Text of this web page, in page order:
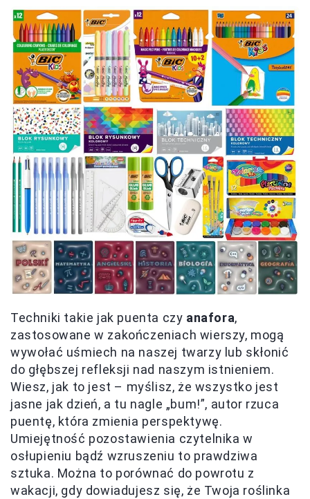
Techniki takie jak puenta czy anafora,
zastosowane w zakończeniach wierszy, mogą
wywołać uśmiech na naszej twarzy lub skłonić
do głębszej refleksji nad naszym istnieniem.
Wiesz, jak to jest – myślisz, że wszystko jest
jasne jak dzień, a tu nagle „bum!”, autor rzuca
puentę, która zmienia perspektywę.
Umiejętność pozostawienia czytelnika w
osłupieniu bądź wzruszeniu to prawdziwa
sztuka. Można to porównać do powrotu z
wakacji, gdy dowiadujesz się, że Twoja roślinka